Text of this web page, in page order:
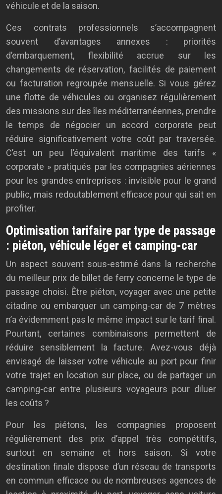
véhicule et de la saison.
Ces contrats professionnels s’accompagnent
souvent d’avantages annexes : priorités
d’embarquement, flexibilité accrue sur les
changements de réservation, facilités de paiement
ou facturation regroupée mensuelle. Si vous gérez
une flotte de véhicules ou organisez régulièrement
des missions sur des îles méditerranéennes, prendre
le temps de négocier un accord corporate peut
réduire significativement votre coût par traversée.
C’est un peu l’équivalent maritime des tarifs «
corporate » pratiqués par les compagnies aériennes
pour les grandes entreprises : invisible pour le grand
public, mais redoutablement efficace pour qui sait en
profiter.
Optimisation tarifaire par type de passage
: piéton, véhicule léger et camping-car
Un aspect souvent sous-estimé dans la recherche
du meilleur prix de billet de ferry concerne le type de
passage choisi. Être piéton, voyager avec une petite
citadine ou embarquer un camping-car de 7 mètres
n’a évidemment pas le même impact sur le tarif final.
Pourtant, certaines combinaisons permettent de
réduire sensiblement la facture. Avez-vous déjà
envisagé de laisser votre véhicule au port pour finir
votre trajet en location sur place, ou de partager un
camping-car entre plusieurs voyageurs pour diluer
les coûts ?
Pour les piétons, les compagnies proposent
régulièrement des prix d’appel très compétitifs,
surtout en semaine et hors saison. Si votre
destination finale dispose d’un réseau de transports
en commun efficace ou de nombreuses agences de